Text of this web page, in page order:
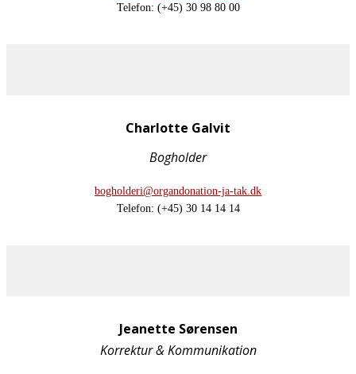
Telefon: (+45) 30 98 80 00
Charlotte Galvit
Bogholder
bogholderi@organdonation-ja-tak.dk
Telefon: (+45) 30 14 14 14
Jeanette Sørensen
Korrektur & Kommunikation